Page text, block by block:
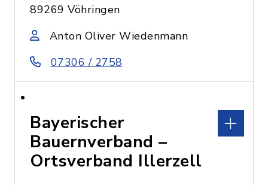
89269 Vöhringen
Anton Oliver Wiedenmann
07306 / 2758
Bayerischer
Bauernverband –
Ortsverband Illerzell